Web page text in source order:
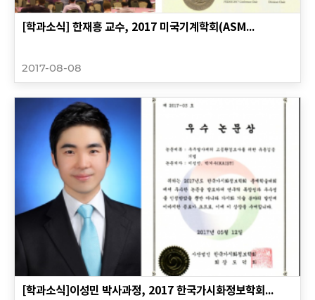
[학과소식] 한재흥 교수, 2017 미국기계학회(ASM...
2017-08-08
[학과소식]이성민 박사과정, 2017 한국가시화정보학회...